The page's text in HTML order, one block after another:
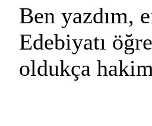
Ben yazdım,
Edebiyatı
oldukça